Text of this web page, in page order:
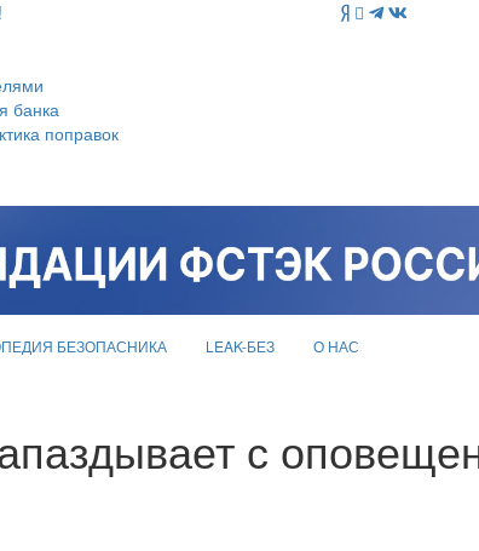
банка
поправок
БЕЗОПАСНИКА LEAK-БЕЗ О НАС
с